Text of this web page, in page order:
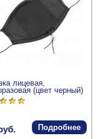
лицевая,
(цвет черный)
Подробнее